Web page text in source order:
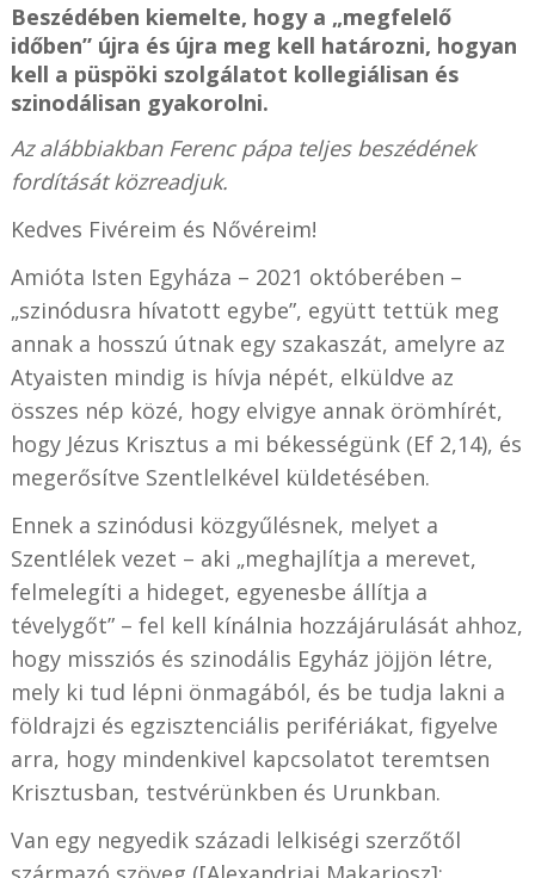
Beszédében kiemelte, hogy a „megfelelő
időben” újra és újra meg kell határozni, hogyan
kell a püspöki szolgálatot kollegiálisan és
szinodálisan gyakorolni.
Az alábbiakban Ferenc pápa teljes beszédének
fordítását közreadjuk.
Kedves Fivéreim és Nővéreim!
Amióta Isten Egyháza – 2021 októberében –
„szinódusra hívatott egybe”, együtt tettük meg
annak a hosszú útnak egy szakaszát, amelyre az
Atyaisten mindig is hívja népét, elküldve az
összes nép közé, hogy elvigye annak örömhírét,
hogy Jézus Krisztus a mi békességünk (Ef 2,14), és
megerősítve Szentlelkével küldetésében.
Ennek a szinódusi közgyűlésnek, melyet a
Szentlélek vezet – aki „meghajlítja a merevet,
felmelegíti a hideget, egyenesbe állítja a
tévelygőt” – fel kell kínálnia hozzájárulását ahhoz,
hogy missziós és szinodális Egyház jöjjön létre,
mely ki tud lépni önmagából, és be tudja lakni a
földrajzi és egzisztenciális perifériákat, figyelve
arra, hogy mindenkivel kapcsolatot teremtsen
Krisztusban, testvérünkben és Urunkban.
Van egy negyedik századi lelkiségi szerzőtől